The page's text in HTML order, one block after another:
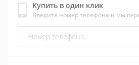
Купить в один клик
Введите номер телефона и мы